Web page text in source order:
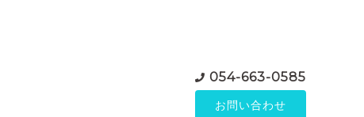
054-663-0585
お問い合わせ